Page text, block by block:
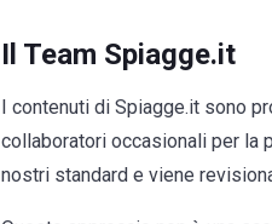
Il Team Spiagge.it
I contenuti di Spiagge.it sono
collaboratori occasionali per la
nostri standard e viene